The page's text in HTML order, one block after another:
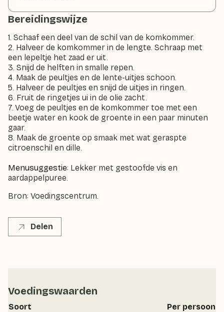
Bereidingswijze
1. Schaaf een deel van de schil van de komkommer.
2. Halveer de komkommer in de lengte. Schraap met
een lepeltje het zaad er uit.
3. Snijd de helften in smalle repen.
4. Maak de peultjes en de lente-uitjes schoon.
5. Halveer de peultjes en snijd de uitjes in ringen.
6. Fruit de ringetjes ui in de olie zacht.
7. Voeg de peultjes en de komkommer toe met een
beetje water en kook de groente in een paar minuten
gaar.
8. Maak de groente op smaak met wat geraspte
citroenschil en dille.
Menusuggestie: Lekker met gestoofde vis en
aardappelpuree.
Bron: Voedingscentrum.
Delen
Voedingswaarden
Soort
Per persoon